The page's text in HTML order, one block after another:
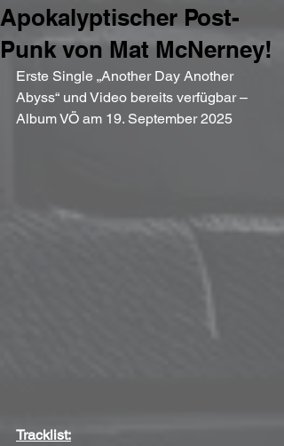
Apokalyptischer Post-
Punk von Mat McNerney!
Erste Single „Another Day Another
Abyss“ und Video bereits verfügbar –
Album VÖ am 19. September 2025
Tracklist: